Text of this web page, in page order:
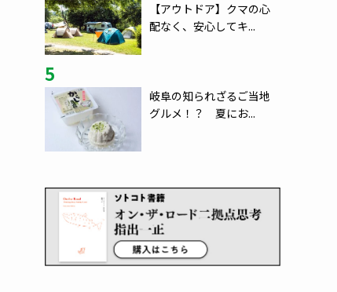
【アウトドア】クマの心
配なく、安心してキ...
5
岐阜の知られざるご当地
グルメ！？ 夏にお...